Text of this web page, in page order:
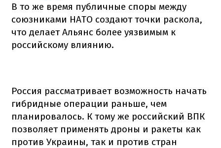
В то же время публичные споры между
союзниками НАТО создают точки раскола,
что делает Альянс более уязвимым к
российскому влиянию.
Россия рассматривает возможность начать
гибридные операции раньше, чем
планировалось. К тому же российский ВПК
позволяет применять дроны и ракеты как
против Украины, так и против стран